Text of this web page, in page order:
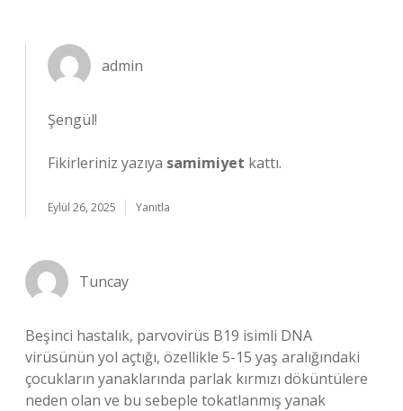
admin
Şengül!
Fikirleriniz yazıya samimiyet kattı.
Eylül 26, 2025 Yanıtla
Tuncay
Beşinci hastalık, parvovirüs B19 isimli DNA
virüsünün yol açtığı, özellikle 5-15 yaş aralığındaki
çocukların yanaklarında parlak kırmızı döküntülere
neden olan ve bu sebeple tokatlanmış yanak